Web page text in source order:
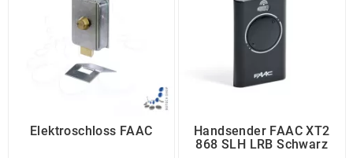
Elektroschloss FAAC
Handsender FAAC XT2
868 SLH LRB Schwarz